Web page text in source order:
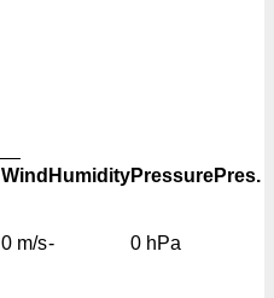
Wind HumidityPressurePres.
0 m/s- 0 hPa